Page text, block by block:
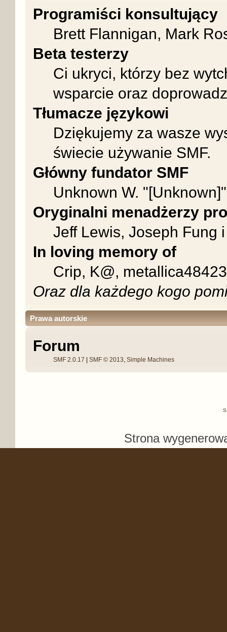
Programiści konsultujący
Brett Flannigan, Mark
Beta testerzy
Ci ukryci, którzy bez
wsparcie oraz
Tłumacze językowi
Dziękujemy za wasze
świecie używanie SMF.
Główny fundator SMF
Unknown W.
Oryginalni menadżerzy
Jeff Lewis, Joseph Fung
In loving memory of
Crip, K@,
Oraz dla każdego kogo
Prawa autorskie
Forum
SMF 2.0.17 | SMF © 2013 Simple Machines
Strona